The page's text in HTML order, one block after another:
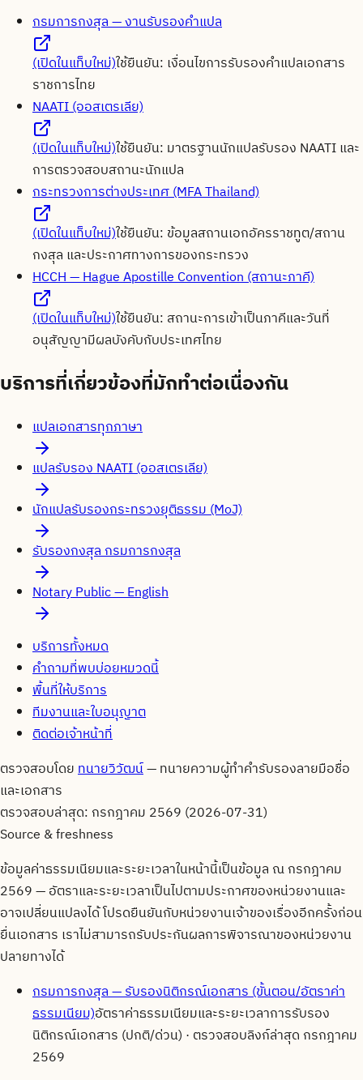
กรมการกงสุล — งานรับรองคำแปล
(เปิดในแท็บใหม่)ใช้ยืนยัน: เงื่อนไขการรับรองคำแปลเอกสาร
ราชการไทย
NAATI (ออสเตรเลีย)
(เปิดในแท็บใหม่)ใช้ยืนยัน: มาตรฐานนักแปลรับรอง NAATI และ
การตรวจสอบสถานะนักแปล
กระทรวงการต่างประเทศ (MFA Thailand)
(เปิดในแท็บใหม่)ใช้ยืนยัน: ข้อมูลสถานเอกอัครราชทูต/สถาน
กงสุล และประกาศทางการของกระทรวง
HCCH — Hague Apostille Convention (สถานะภาคี)
(เปิดในแท็บใหม่)ใช้ยืนยัน: สถานะการเข้าเป็นภาคีและวันที่
อนุสัญญามีผลบังคับกับประเทศไทย
บริการที่เกี่ยวข้องที่มักทำต่อเนื่องกัน
แปลเอกสารทุกภาษา
แปลรับรอง NAATI (ออสเตรเลีย)
นักแปลรับรองกระทรวงยุติธรรม (MoJ)
รับรองกงสุล กรมการกงสุล
Notary Public — English
บริการทั้งหมด
คำถามที่พบบ่อยหมวดนี้
พื้นที่ให้บริการ
ทีมงานและใบอนุญาต
ติดต่อเจ้าหน้าที่
ตรวจสอบโดยทนายวิวัฒน์—ทนายความผู้ทำคำรับรองลายมือชื่อ
และเอกสาร
ตรวจสอบล่าสุด: กรกฎาคม 2569 (2026-07-31)
Source & freshness
ข้อมูลค่าธรรมเนียมและระยะเวลาในหน้านี้เป็นข้อมูล ณกรกฎาคม
2569— อัตราและระยะเวลาเป็นไปตามประกาศของหน่วยงานและ
อาจเปลี่ยนแปลงได้ โปรดยืนยันกับหน่วยงานเจ้าของเรื่องอีกครั้งก่อน
ยื่นเอกสาร เราไม่สามารถรับประกันผลการพิจารณาของหน่วยงาน
ปลายทางได้
กรมการกงสุล — รับรองนิติกรณ์เอกสาร (ขั้นตอน/อัตราค่า
ธรรมเนียม)อัตราค่าธรรมเนียมและระยะเวลาการรับรอง
นิติกรณ์เอกสาร (ปกติ/ด่วน) · ตรวจสอบลิงก์ล่าสุด กรกฎาคม
2569